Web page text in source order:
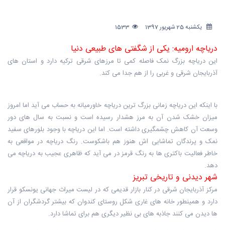
یکشنبه 25 شهریور 1397
دریاچه ارومیه: یکی از شگفتی های طبیعی دنیا
این دریاچه بزرگ نمک فاصله کمی تا مرزهای شرقی ترکیه دارد و استان های
آذربایجان شرقی و غربی را از هم جدا می کند.
با اینکه این دریاچه زمانی بزرگ ترین دریاچه خاورمیانه به حساب می آید اما امروز
میزان خشک شدن آن به مرز هشدار رسیده است و نسبت به سال های دور
وسعت آن کاهش چشمگیری داشته است. اما این دریاچه با وجود بلورهای سفید
نمک و پرندگان تماشایی اش هنوز هم باشکوست. رنگ دریاچه در مواقعی به
خاطر فعالیت باکتری ها به رنگ قرمز در می آید که ظاهری عجیب به دریاچه می
دهد.
شهر دیدنی و تاریخی تبریز
مرکز آذربایجان شرقی در کنار بازار قدیمی که در لیست میراث جهانی یونسکو قرار
دارد و همینطور خانه های غاری شکل روستای کندوان که بیشتر گردشگران از آن
ها دیدن می کنند جاذبه های بی نظیر دیگری هم برای تماشا دارد.